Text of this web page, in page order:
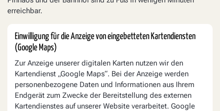
erreichbar.
Einwilligung für die Anzeige von eingebetteten Kartendiensten
(Google Maps)
Zur Anzeige unserer digitalen Karten nutzen wir den
Kartendienst „Google Maps“. Bei der Anzeige werden
personenbezogene Daten und Informationen aus Ihrem
Endgerät zum Zwecke der Bereitstellung des externen
Kartendienstes auf unserer Website verarbeitet. Google